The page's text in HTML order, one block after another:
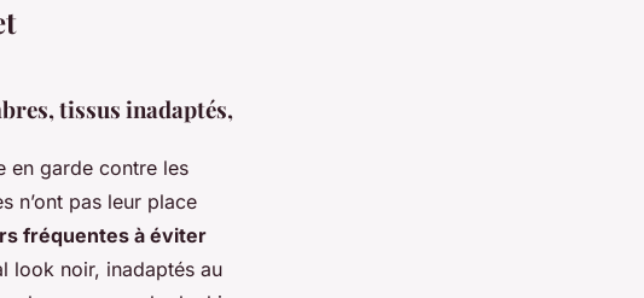
tissus inadaptés,
en garde contre les
n’ont pas leur place
fréquentes à éviter
look noir, inadaptés au